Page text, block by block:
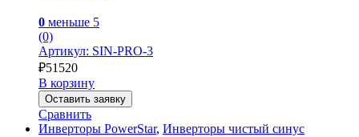
0 меньше 5
(0)
Артикул: SIN-PRO-3
₽51520
В корзину
Оставить заявку
Сравнить
Инверторы PowerStar, Инверторы чистый синус